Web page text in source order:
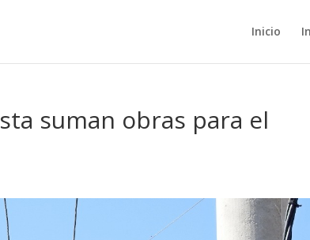
Inicio
suman obras para el